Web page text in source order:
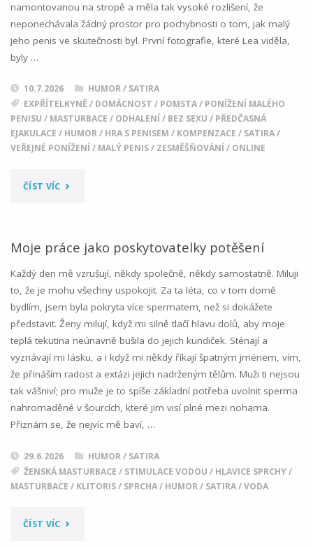
namontovanou na stropě a měla tak vysoké rozlišení, že
neponechávala žádný prostor pro pochybnosti o tom, jak malý
jeho penis ve skutečnosti byl. První fotografie, které Lea viděla,
byly …
10.7.2026
HUMOR / SATIRA
EXPŘÍTELKYNĚ / DOMÁCNOST / POMSTA/ PONÍŽENÍ MALÉHO
PENISU / MASTURBACE / ODHALENÍ / BEZ SEXU / PŘEDČASNÁ
EJAKULACE / HUMOR/ HRA S PENISEM / KOMPENZACE / SATIRA/
VEŘEJNÉ PONÍŽENÍ / MALÝ PENIS/ ZESMĚŠŇOVÁNÍ / ONLINE
ČÍST VÍC"PAN
Moje práce jako poskytovatelky potěšení
Každý den mě vzrušují, někdy společně, někdy samostatně. Miluji
to, že je mohu všechny uspokojit. Za ta léta, co v tom domě
bydlím, jsem byla pokryta více spermatem, než si dokážete
představit. Ženy milují, když mi silně tlačí hlavu dolů, aby moje
teplá tekutina neúnavně bušila do jejich kundiček. Sténají a
vyznávají mi lásku, a i když mi někdy říkají špatným jménem, vím,
že přináším radost a extázi jejich nadrženým tělům. Muži ti nejsou
tak vášniví; pro muže je to spíše základní potřeba uvolnit sperma
nahromaděné v šourcích, které jim visí plné mezi nohama.
Přiznám se, že nejvíc mě baví, …
29.6.2026
HUMOR / SATIRA
ŽENSKÁ MASTURBACE / STIMULACE VODOU / HLAVICE SPRCHY/
MASTURBACE / KLITORIS/ SPRCHA/ HUMOR/ SATIRA/VODA
ČÍST VÍC"MOJE